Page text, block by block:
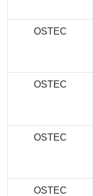
OSTEC
OSTEC
OSTEC
OSTEC